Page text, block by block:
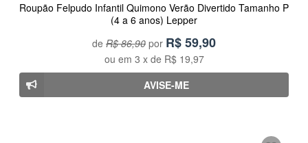
Roupão Felpudo Infantil Quimono Verão Divertido Tamanho P
(4 a 6 anos) Lepper
de R$ 86,90 por R$59,90
ou em 3 x de R$ 19,97
AVISE-ME